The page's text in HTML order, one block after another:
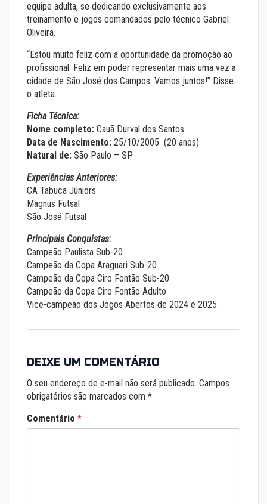
equipe adulta, se dedicando exclusivamente aos
treinamento e jogos comandados pelo técnico Gabriel
Oliveira.
“Estou muito feliz com a oportunidade da promoção ao
profissional. Feliz em poder representar mais uma vez a
cidade de São José dos Campos. Vamos juntos!” Disse
o atleta.
Ficha Técnica:
Nome completo: Cauã Durval dos Santos
Data de Nascimento: 25/10/2005 (20 anos)
Natural de: São Paulo – SP
Experiências Anteriores:
CA Tabuca Júniors
Magnus Futsal
São José Futsal
Principais Conquistas:
Campeão Paulista Sub-20
Campeão da Copa Araguari Sub-20
Campeão da Copa Ciro Fontão Sub-20
Campeão da Copa Ciro Fontão Adulto
Vice-campeão dos Jogos Abertos de 2024 e 2025
DEIXE UM COMENTÁRIO
O seu endereço de e-mail não será publicado. Campos
obrigatórios são marcados com *
Comentário *